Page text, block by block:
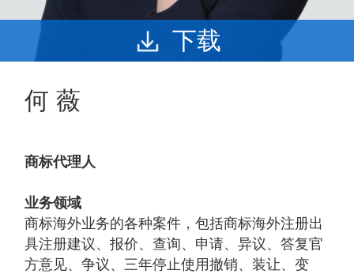
下载
何 薇
商标代理人
业务领域
商标海外业务的各种案件，包括商标海外注册出
具注册建议、报价、查询、申请、异议、答复官
方意见、争议、三年停止使用撤销、装让、变